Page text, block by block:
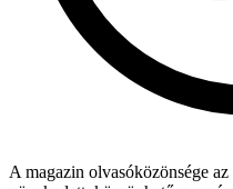
A magazin olvasóközönsége